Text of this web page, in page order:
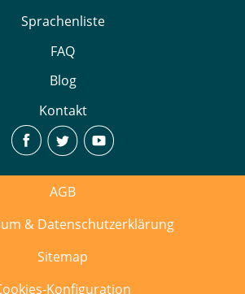
Sprachenliste
FAQ
Blog
Kontakt
AGB
& Datenschutzerklärung
Sitemap
Konfiguration